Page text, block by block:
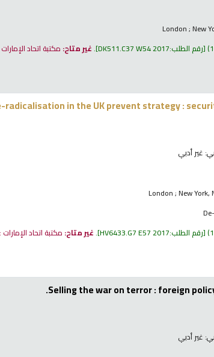
London ; New
رقم الطلب:DK511.C37 W54 2017
.غير متاح: مكتبة اتحاد
radicalisation in the UK prevent strategy :
غير أدبي
London ; New
رقم الطلب:HV6433.G7 E57 2017
.غير متاح: مكتبة اتحاد
Selling the war on terror : foreign
غير أدبي